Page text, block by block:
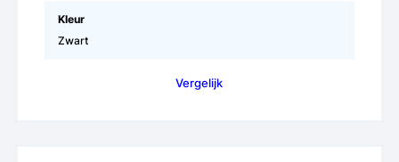
Kleur
Zwart
Vergelijk